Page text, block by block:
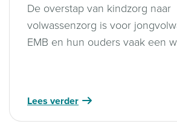
De overstap van kindzorg naar
volwassenzorg is voor
EMB en hun ouders vaak een
transitie beter, menselijker en
verlopen – met oog voor
Lees verder